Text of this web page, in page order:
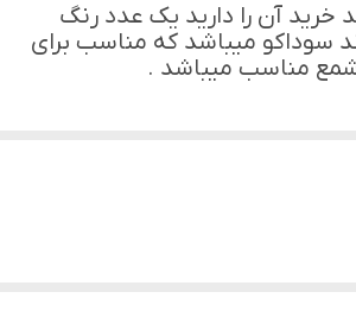
آن را دارید یک عدد رنگ
سوداکو میباشد که مناسب برای
مناسب میباشد .